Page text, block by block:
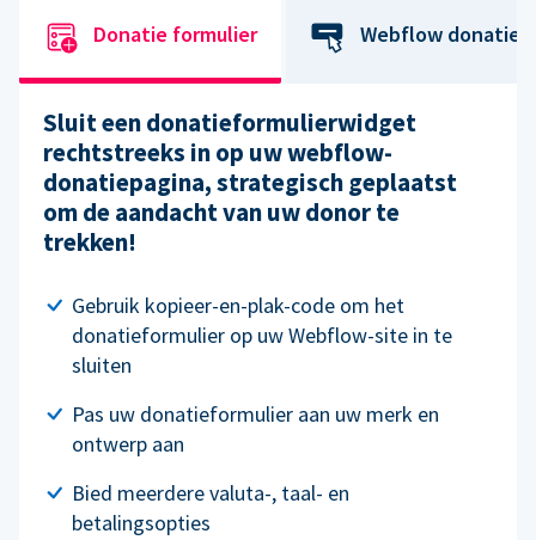
Donatie formulier Webflow
Sluit een donatieformulierwidget
rechtstreeks in op uw webflow-
donatiepagina, strategisch geplaatst
om de aandacht van uw donor te
trekken!
Gebruik kopieer-en-plak-code om het
donatieformulier op uw Webflow-site in te
sluiten
Pas uw donatieformulier aan uw merk en
ontwerp aan
Bied meerdere valuta-, taal- en
betalingsopties